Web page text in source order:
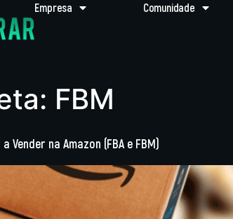
Empresa Comunidade
FBM
Vender na Amazon (FBA e FBM)